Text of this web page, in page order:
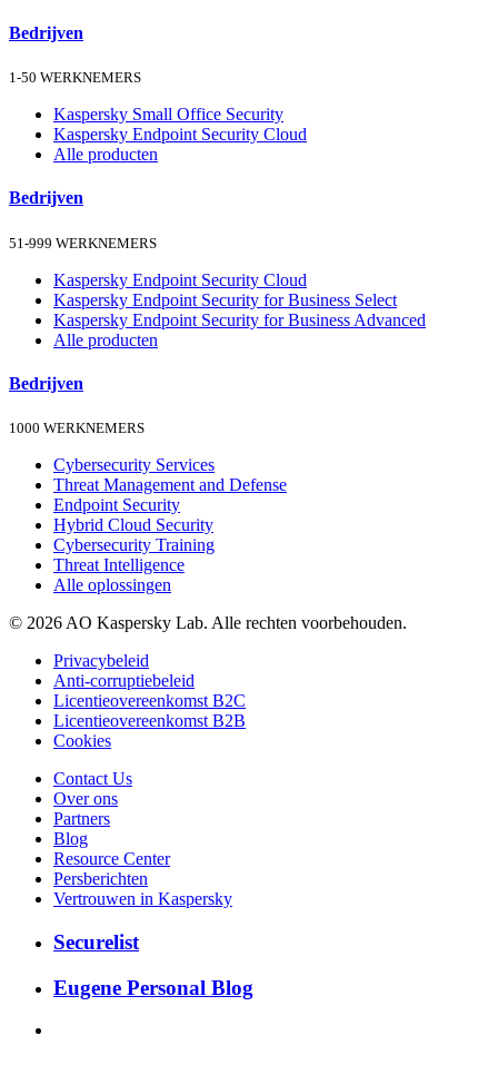
Bedrijven
1-50 WERKNEMERS
Kaspersky Small Office Security
Kaspersky Endpoint Security Cloud
Alle producten
Bedrijven
51-999 WERKNEMERS
Kaspersky Endpoint Security Cloud
Kaspersky Endpoint Security for Business Select
Kaspersky Endpoint Security for Business Advanced
Alle producten
Bedrijven
1000 WERKNEMERS
Cybersecurity Services
Threat Management and Defense
Endpoint Security
Hybrid Cloud Security
Cybersecurity Training
Threat Intelligence
Alle oplossingen
© 2026 AO Kaspersky Lab. Alle rechten voorbehouden.
Privacybeleid
Anti-corruptiebeleid
Licentieovereenkomst B2C
Licentieovereenkomst B2B
Cookies
Contact Us
Over ons
Partners
Blog
Resource Center
Persberichten
Vertrouwen in Kaspersky
Securelist
Eugene Personal Blog